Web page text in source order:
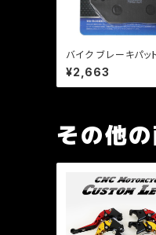
バイク ブレーキパッ
製】 PF156/3 マスタ
VTR マグナ スティー
ックポスト発送可能】
¥2,663
その他